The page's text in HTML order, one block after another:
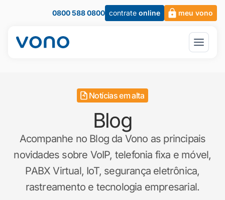
0800 588 0800 contrate online meu vono
Notícias em alta
Blog
Acompanhe no Blog da Vono as principais
novidades sobre VoIP, telefonia fixa e móvel,
PABX Virtual, IoT, segurança eletrônica,
rastreamento e tecnologia empresarial.